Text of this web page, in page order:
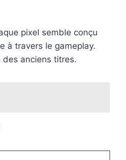
pixel semble conçu
à travers le gameplay.
des anciens titres.